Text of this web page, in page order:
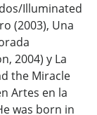
Illuminated
(2003), Una
2004) y La
the Miracle
Artes en la
was born in